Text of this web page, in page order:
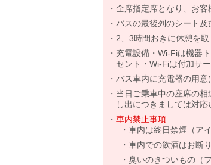
全席指定席となり、お客
バスの最後列のシート及
2、3時間おきに休憩を取
充電設備・Wi-Fiは機器
セント・Wi-Fiは付加サ
バス車内に充電器の用意
当日ご乗車中の座席の
し出につきましては対応
車内禁止事項
車内は終日禁煙（ア
車内での飲酒はお断
臭いのきついもの（